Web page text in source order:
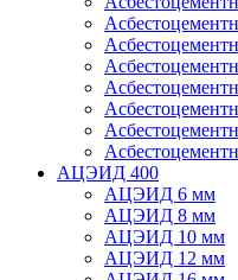
АЦЭИД 400
АЦЭИД 6 мм
АЦЭИД 8 мм
АЦЭИД 10 мм
АЦЭИД 12 мм